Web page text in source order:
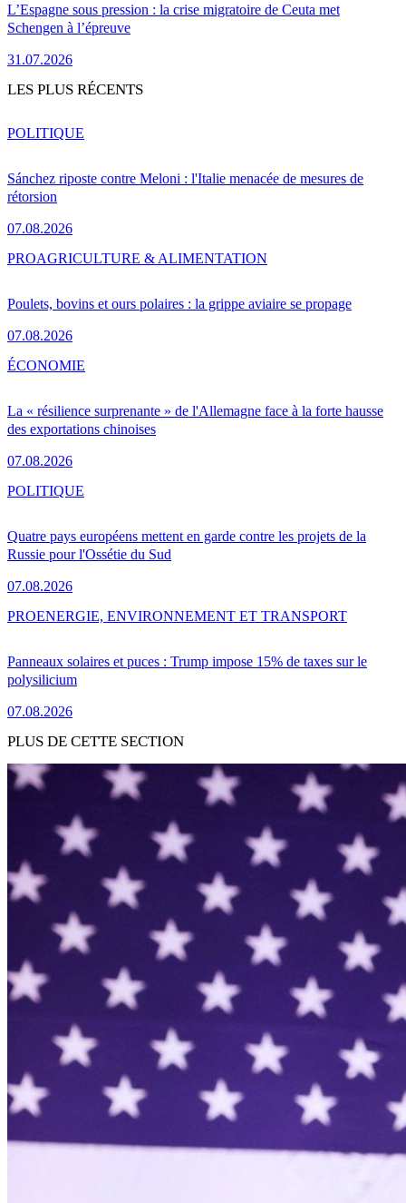
L’Espagne sous pression : la crise migratoire de Ceuta met
Schengen à l’épreuve
31.07.2026
LES PLUS RÉCENTS
Sánchez riposte contre Meloni : l'Italie menacée de mesures de
rétorsion
07.08.2026
POLITIQUE
Poulets, bovins et ours polaires : la grippe aviaire se propage
07.08.2026
PROAGRICULTURE & ALIMENTATION
La « résilience surprenante » de l'Allemagne face à la forte hausse
des exportations chinoises
07.08.2026
ÉCONOMIE
Quatre pays européens mettent en garde contre les projets de la
Russie pour l'Ossétie du Sud
07.08.2026
POLITIQUE
Panneaux solaires et puces : Trump impose 15% de taxes sur le
polysilicium
07.08.2026
PROENERGIE, ENVIRONNEMENT ET TRANSPORT
PLUS DE CETTE SECTION